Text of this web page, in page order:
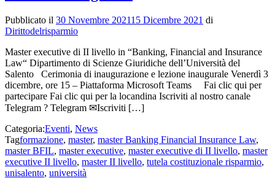
Pubblicato il 30 Novembre 202115 Dicembre 2021 di
Dirittodelrisparmio
Master executive di II livello in “Banking, Financial and Insurance
Law“ Dipartimento di Scienze Giuridiche dell’Università del
Salento Cerimonia di inaugurazione e lezione inaugurale Venerdì 3
dicembre, ore 15 – Piattaforma Microsoft Teams Fai clic qui per
partecipare Fai clic qui per la locandina Iscriviti al nostro canale
Telegram ? Telegram ✉Iscriviti […]
Categoria:Eventi, News
Tagformazione, master, master Banking Financial Insurance Law,
master BFIL, master executive, master executive di II livello, master
executive II livello, master II livello, tutela costituzionale risparmio,
unisalento, università